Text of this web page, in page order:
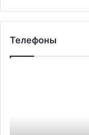
Телефоны